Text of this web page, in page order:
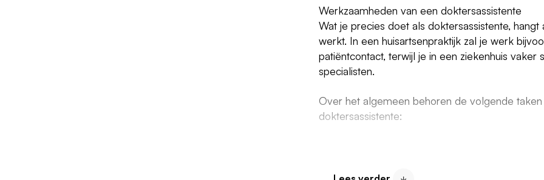
Werkzaamheden van een doktersassistente
Wat je precies doet als doktersassistente,
werkt. In een huisartsenpraktijk zal je werk
patiëntcontact, terwijl je in een ziekenhuis
specialisten.
Over het algemeen behoren de volgende
doktersassistente: